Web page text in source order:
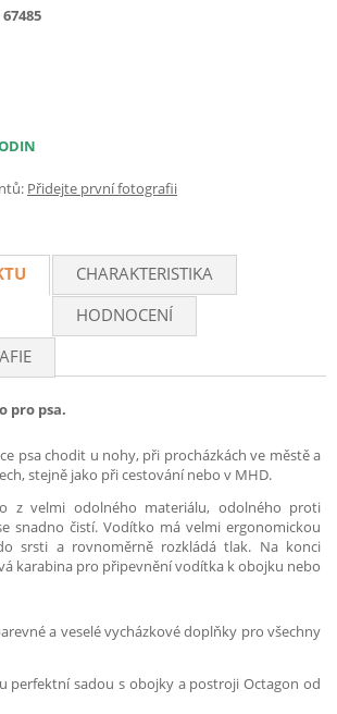
67485
Přidejte první fotografii
CHARAKTERISTIKA
HODNOCENÍ
pro psa.
psa chodit u nohy, při procházkách ve městě a
stejně jako při cestování nebo v MHD.
z velmi odolného materiálu, odolného proti
snadno čistí. Vodítko má velmi ergonomickou
srsti a rovnoměrně rozkládá tlak. Na konci
karabina pro připevnění vodítka k obojku nebo
a veselé vycházkové doplňky pro všechny
perfektní sadou s obojky a postroji Octagon od